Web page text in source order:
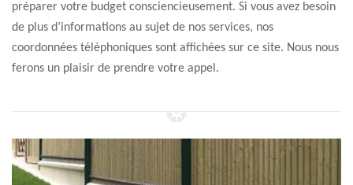
préparer votre budget consciencieusement. Si vous avez besoin
de plus d’informations au sujet de nos services, nos
coordonnées téléphoniques sont affichées sur ce site. Nous nous
ferons un plaisir de prendre votre appel.